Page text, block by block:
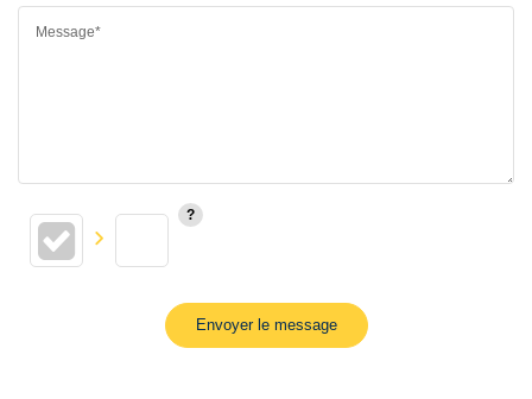
Message*
Envoyer le message